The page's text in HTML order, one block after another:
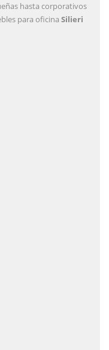
hasta corporativos
para oficina Silieri